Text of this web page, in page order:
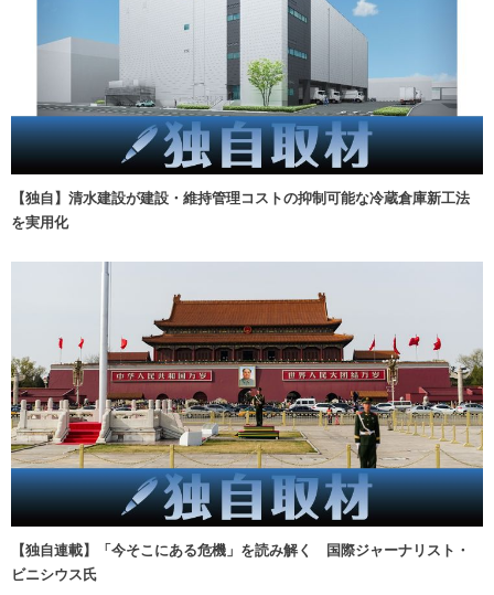
【独自】清水建設が建設・維持管理コストの抑制可能な冷蔵倉庫新工法
を実用化
【独自連載】「今そこにある危機」を読み解く 国際ジャーナリスト・
ビニシウス氏